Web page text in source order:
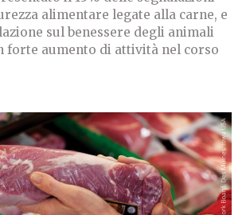
alimentare legate alla carne, e
sul benessere degli animali
forte aumento di attività nel corso